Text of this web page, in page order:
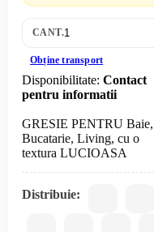
CANT.
Obține transport
Disponibilitate: Contact
pentru informatii
GRESIE PENTRU Baie,
Bucatarie, Living, cu o
Distribuie: